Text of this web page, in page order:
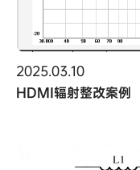
2025.03.10
HDMI辐射整改案例